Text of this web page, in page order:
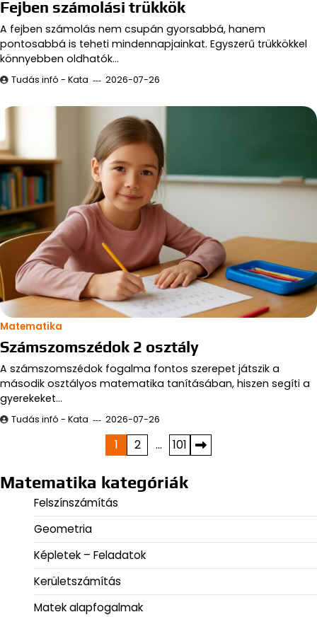
Fejben számolási trükkök
A fejben számolás nem csupán gyorsabbá, hanem
pontosabbá is teheti mindennapjainkat. Egyszerű trükkökkel
könnyebben oldhatók…
Tudás infó - Kata 2026-07-26
Matematika
Számszomszédok 2 osztály
A számszomszédok fogalma fontos szerepet játszik a
második osztályos matematika tanításában, hiszen segíti a
gyerekeket…
Tudás infó - Kata 2026-07-26
1 2 … 101
Matematika kategóriák
Felszínszámítás
Geometria
Képletek – Feladatok
Kerületszámítás
Matek alapfogalmak